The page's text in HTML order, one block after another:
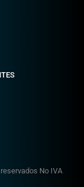
No IVA